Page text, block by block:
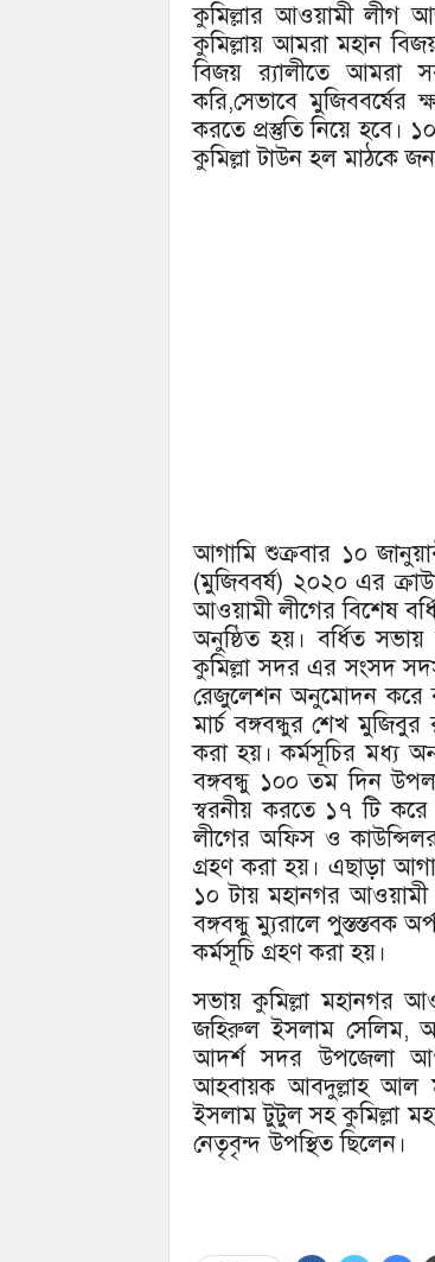
কুমিল্লার আওয়ামী লীগ
কুমিল্লায় আমরা মহান
বিজয় র‌্যালীতে আমরা
করি,সেভাবে মুজিববর্ষের
করতে প্রস্তুতি নিয়ে হবে।
কুমিল্লা টাউন হল মাঠকে
আগামি শুক্রবার ১০
(মুজিববর্ষ) ২০২০ এর
আওয়ামী লীগের বিশেষ
অনুষ্ঠিত হয়। বর্ধিত
কুমিল্লা সদর এর সংসদ
রেজুলেশন অনুমোদন করে
মার্চ বঙ্গবন্ধুর শেখ
করা হয়। কর্মসূচির মধ্য
বঙ্গবন্ধু ১০০ তম দিন
স্বরনীয় করতে ১৭ টি
লীগের অফিস ও
গ্রহণ করা হয়। এছাড়া
১০ টায় মহানগর আওয়ামী
বঙ্গবন্ধু ম্যুরালে পুস্তস্তবক
কর্মসূচি গ্রহণ করা হয়।
সভায় কুমিল্লা মহানগর
জহিরুল ইসলাম সেলিম,
আদর্শ সদর উপজেলা
আহবায়ক আবদুল্লাহ আল
ইসলাম টুটুল সহ কুমিল্লা
নেতৃবৃন্দ উপস্থিত ছিলেন।